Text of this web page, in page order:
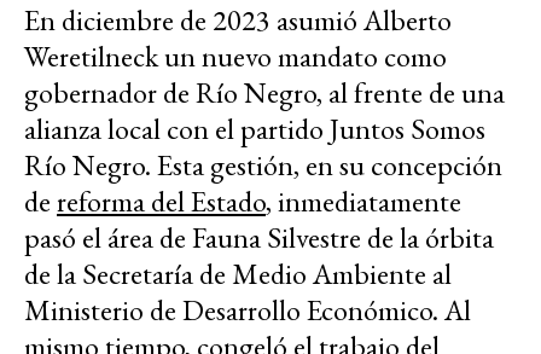
En diciembre de 2023 asumió Alberto
Weretilneck un nuevo mandato como
gobernador de Río Negro, al frente de una
alianza local con el partido Juntos Somos
Río Negro. Esta gestión, en su concepción
dereforma del Estado, inmediatamente
pasó el área de Fauna Silvestre de la órbita
de la Secretaría de Medio Ambiente al
Ministerio de Desarrollo Económico. Al